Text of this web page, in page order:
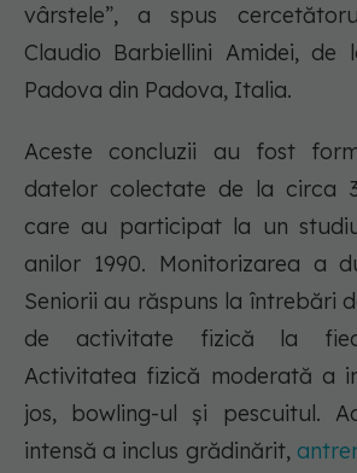
vârstele”, a spus
Claudio Barbiellini Amidei, de
Padova din Padova, Italia.
Aceste concluzii au fost
datelor colectate de la circa
care au participat la un
anilor 1990. Monitorizarea a
Seniorii au răspuns la întrebări
de activitate fizică la
Activitatea fizică moderată a
jos, bowling-ul și pescuitul.
intensă a inclus grădinărit,